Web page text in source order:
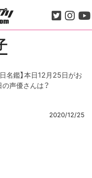
日名鑑】本日12月25日がお
声優さんは？
2020/12/25